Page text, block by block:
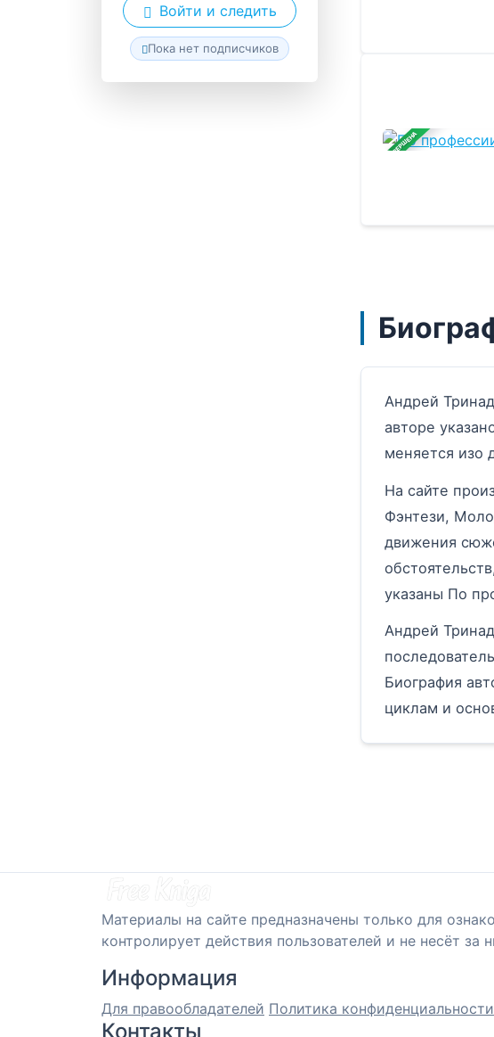
Войти и следить
Пока нет подписчиков
ЗАВЕРШЕНА
Андрей
авторе
меняется изо
На сайте
Фэнтези,
движения
указаны По
Андрей
Биография
циклам и
Материалы на сайте предназначены только для
контролирует действия пользователей и не несёт за
Информация
Для правообладателей Политика конфиденциальности
Контакты